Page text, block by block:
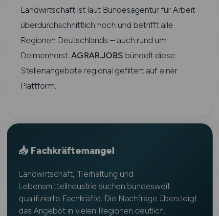
Landwirtschaft ist laut Bundesagentur für Arbeit
überdurchschnittlich hoch und betrifft alle
Regionen Deutschlands – auch rund um
Delmenhorst. AGRAR.JOBS bündelt diese
Stellenangebote regional gefiltert auf einer
Plattform.
📥 Fachkräftemangel
Landwirtschaft, Tierhaltung und
Lebensmittelindustrie suchen bundesweit
qualifizierte Fachkräfte. Die Nachfrage übersteigt
das Angebot in vielen Regionen deutlich.